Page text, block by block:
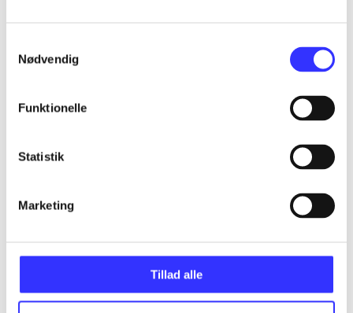
Nødvendig
Funktionelle
Statistik
Marketing
Tillad alle
...
...
...
...